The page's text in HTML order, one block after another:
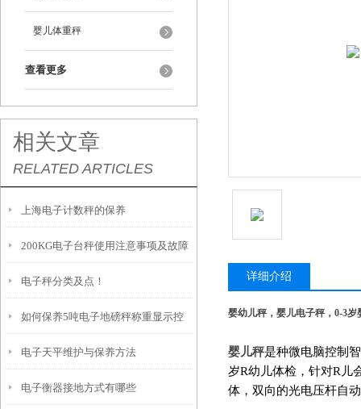
婴儿体重秤
查看更多
相关文章
RELATED ARTICLES
上海电子计数秤的保养
200KG电子台秤使用注意事项及故障
维修
电子秤分类及点！
如何保养5吨电子地磅秤称重显示控
制器
电子天平维护与保养方法
电子衡器接地方式有哪些
详细介绍
婴幼儿秤，婴儿电子秤，0-3岁
婴儿秤是种微电脑控制
岁R幼儿体检，针对R儿
体，双向的光电压杆自